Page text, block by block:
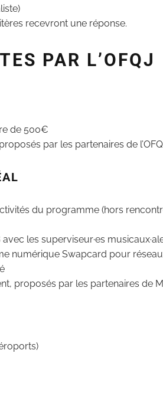
recevront une réponse.
PAR L’OFQJ
de 500€
par les partenaires de
du programme (hors
les superviseur·es
numérique Swapcard pour
proposés par les partenaires de